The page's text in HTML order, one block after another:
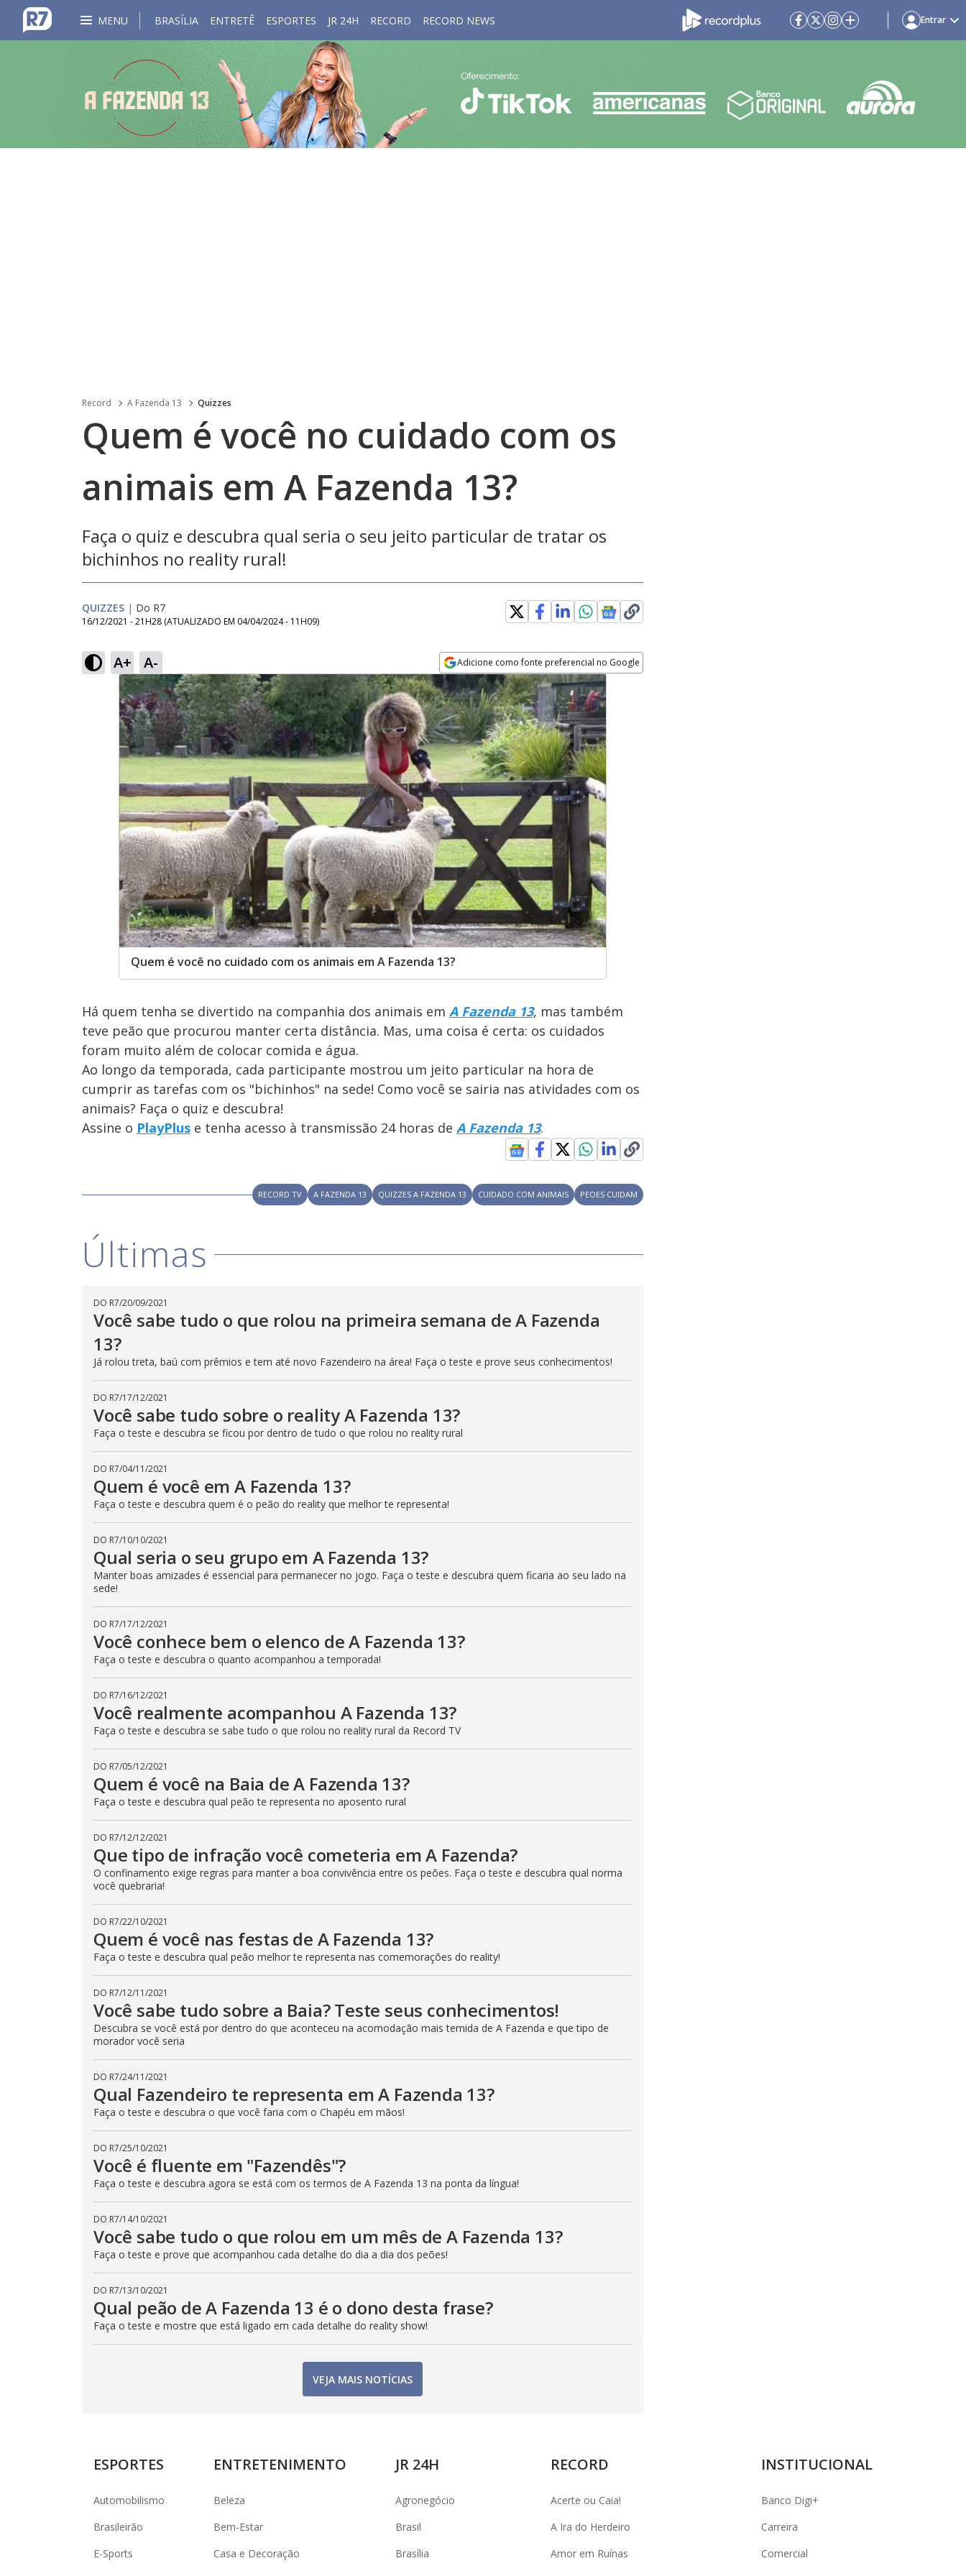
MENU BRASÍLIA ENTRETÊ ESPORTES JR 24H RECORD RECORD NEWS Entrar
Record A Fazenda 13 Quizzes
Quem é você no cuidado com os
animais em A Fazenda 13?
Faça o quiz e descubra qual seria o seu jeito particular de tratar os
bichinhos no reality rural!
QUIZZES | Do R7
16/12/2021 - 21H28 (ATUALIZADO EM 04/04/2024 - 11H09)
A+ A- Adicione como fonte preferencial no Google
Opens in new window
Quem é você no cuidado com os animais em A Fazenda 13?
Há quem tenha se divertido na companhia dos animais em A Fazenda 13, mas também
teve peão que procurou manter certa distância. Mas, uma coisa é certa: os cuidados
foram muito além de colocar comida e água.
Ao longo da temporada, cada participante mostrou um jeito particular na hora de
cumprir as tarefas com os "bichinhos" na sede! Como você se sairia nas atividades com os
animais? Faça o quiz e descubra!
Assine o PlayPlus e tenha acesso à transmissão 24 horas de A Fazenda 13.
RECORD TV A FAZENDA 13 QUIZZES A FAZENDA 13 CUIDADO COM ANIMAIS PEOES CUIDAM
Últimas
DO R7/20/09/2021
Você sabe tudo o que rolou na primeira semana de A Fazenda
13?
Já rolou treta, baú com prêmios e tem até novo Fazendeiro na área! Faça o teste e prove seus conhecimentos!
DO R7/17/12/2021
Você sabe tudo sobre o reality A Fazenda 13?
Faça o teste e descubra se ficou por dentro de tudo o que rolou no reality rural
DO R7/04/11/2021
Quem é você em A Fazenda 13?
Faça o teste e descubra quem é o peão do reality que melhor te representa!
DO R7/10/10/2021
Qual seria o seu grupo em A Fazenda 13?
Manter boas amizades é essencial para permanecer no jogo. Faça o teste e descubra quem ficaria ao seu lado na
sede!
DO R7/17/12/2021
Você conhece bem o elenco de A Fazenda 13?
Faça o teste e descubra o quanto acompanhou a temporada!
DO R7/16/12/2021
Você realmente acompanhou A Fazenda 13?
Faça o teste e descubra se sabe tudo o que rolou no reality rural da Record TV
DO R7/05/12/2021
Quem é você na Baia de A Fazenda 13?
Faça o teste e descubra qual peão te representa no aposento rural
DO R7/12/12/2021
Que tipo de infração você cometeria em A Fazenda?
O confinamento exige regras para manter a boa convivência entre os peões. Faça o teste e descubra qual norma
você quebraria!
DO R7/22/10/2021
Quem é você nas festas de A Fazenda 13?
Faça o teste e descubra qual peão melhor te representa nas comemorações do reality!
DO R7/12/11/2021
Você sabe tudo sobre a Baia? Teste seus conhecimentos!
Descubra se você está por dentro do que aconteceu na acomodação mais temida de A Fazenda e que tipo de
morador você seria
DO R7/24/11/2021
Qual Fazendeiro te representa em A Fazenda 13?
Faça o teste e descubra o que você faria com o Chapéu em mãos!
DO R7/25/10/2021
Você é fluente em "Fazendês"?
Faça o teste e descubra agora se está com os termos de A Fazenda 13 na ponta da língua!
DO R7/14/10/2021
Você sabe tudo o que rolou em um mês de A Fazenda 13?
Faça o teste e prove que acompanhou cada detalhe do dia a dia dos peões!
DO R7/13/10/2021
Qual peão de A Fazenda 13 é o dono desta frase?
Faça o teste e mostre que está ligado em cada detalhe do reality show!
VEJA MAIS NOTÍCIAS
ESPORTES
Automobilismo
Brasileirão
E-Sports
ENTRETENIMENTO
Beleza
Bem-Estar
Casa e Decoração
JR 24H
Agronegócio
Brasil
Brasília
RECORD
Acerte ou Caia!
A Ira do Herdeiro
Amor em Ruínas
INSTITUCIONAL
Banco Digi+
Carreira
Comercial